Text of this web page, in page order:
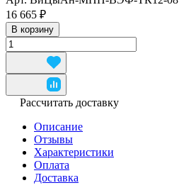
16 665 ₽
В корзину
Рассчитать доставку
Описание
Отзывы
Характеристики
Оплата
Доставка